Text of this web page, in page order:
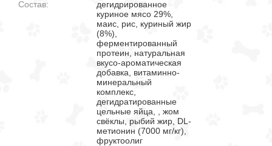
Состав:
дегидрированное
куриное мясо 29%,
маис, рис, куриный жир
(8%),
ферментированный
протеин, натуральная
вкусо-ароматическая
добавка, витаминно-
минеральный
комплекс,
дегидратированные
цельные яйца, , жом
свёклы, рыбий жир, DL-
метионин (7000 мг/кг),
фруктоолиг